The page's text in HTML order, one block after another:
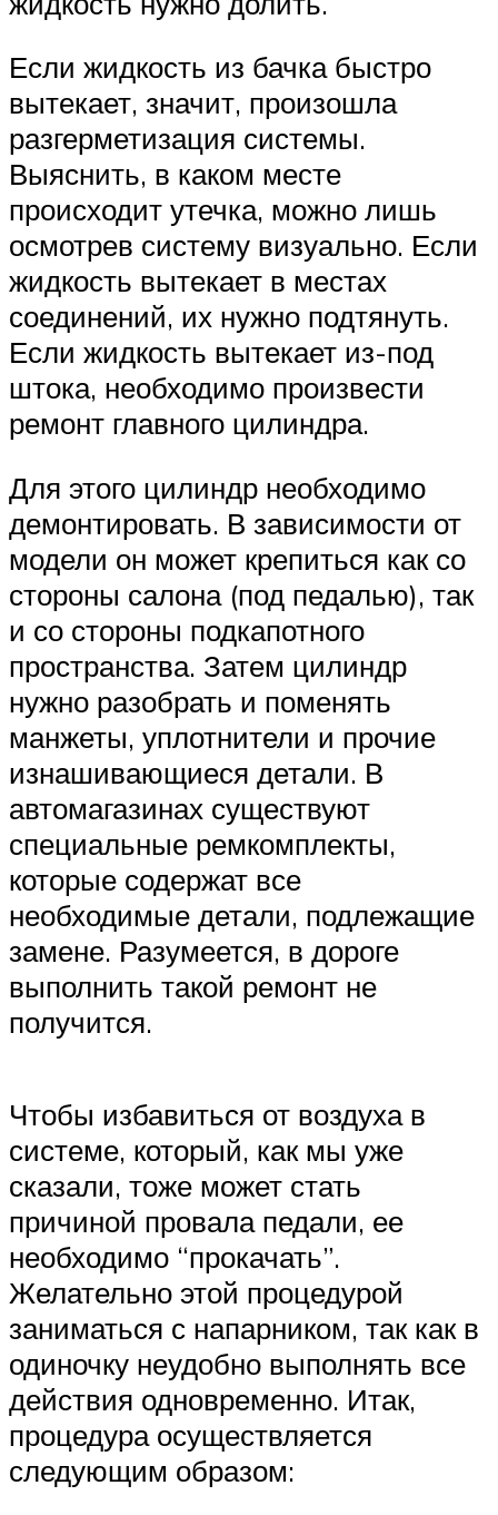
Если жидкость из бачка быстро
вытекает, значит, произошла
разгерметизация системы.
Выяснить, в каком месте
происходит утечка, можно лишь
осмотрев систему визуально. Если
жидкость вытекает в местах
соединений, их нужно подтянуть.
Если жидкость вытекает из-под
штока, необходимо произвести
ремонт главного цилиндра.
Для этого цилиндр необходимо
демонтировать. В зависимости от
модели он может крепиться как со
стороны салона (под педалью), так
и со стороны подкапотного
пространства. Затем цилиндр
нужно разобрать и поменять
манжеты, уплотнители и прочие
изнашивающиеся детали. В
автомагазинах существуют
специальные ремкомплекты,
которые содержат все
необходимые детали, подлежащие
замене. Разумеется, в дороге
выполнить такой ремонт не
получится.
Чтобы избавиться от воздуха в
системе, который, как мы уже
сказали, тоже может стать
причиной провала педали, ее
необходимо “прокачать”.
Желательно этой процедурой
заниматься с напарником, так как в
одиночку неудобно выполнять все
действия одновременно. Итак,
процедура осуществляется
следующим образом: